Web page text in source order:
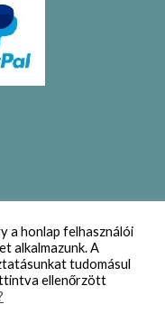
a honlap felhasználói
alkalmazunk. A
tudomásul
ellenőrzött